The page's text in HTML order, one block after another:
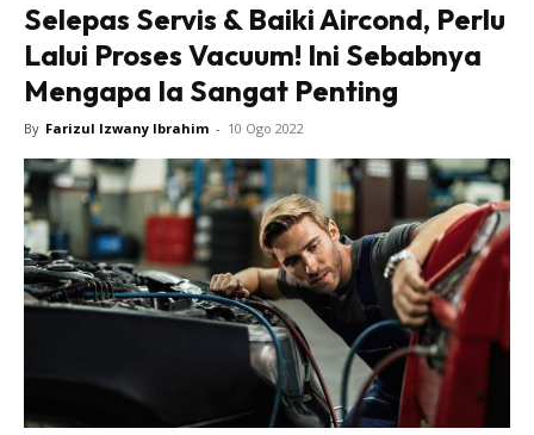
Selepas Servis & Baiki Aircond, Perlu
Lalui Proses Vacuum! Ini Sebabnya
Mengapa Ia Sangat Penting
By Farizul Izwany Ibrahim - 10 Ogo 2022